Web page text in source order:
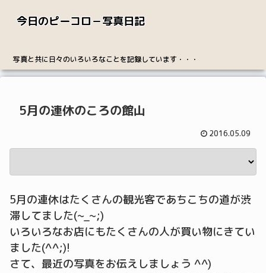
今日のピーコロ－写真日記
写真と共に日々のいろいろなことを記録しています・・・
5月の連休のころの館山
2016.05.09
5月の連休はたくさんの観光客であちこちの道が渋
滞してました(~_~;)
いろいろなお店にもたくさんの人が買い物にきてい
ました(^^;)!
さて、最近の写真をお伝えしましょう ^^)